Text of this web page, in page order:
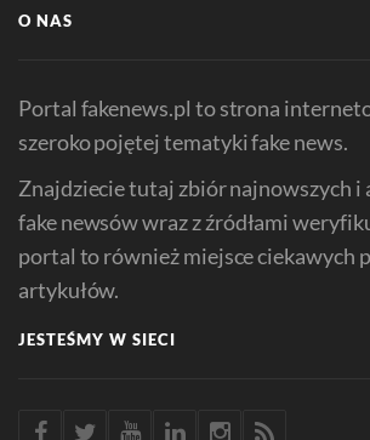
O NAS
Portal fakenews.pl to strona
szeroko pojętej tematyki fake news.
Znajdziecie tutaj zbiór najnowszych i
fake newsów wraz z źródłami
portal to również miejsce ciekawych
artykułów.
JESTEŚMY W SIECI